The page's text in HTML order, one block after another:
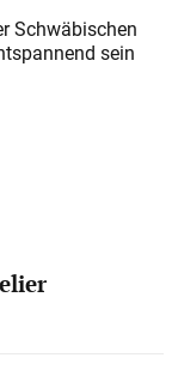
Schwäbischen
sein